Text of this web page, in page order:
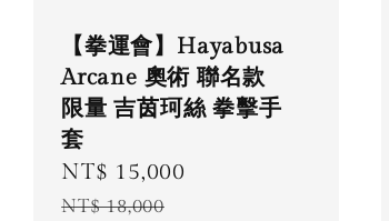
【拳運會】Hayabusa
Arcane 奧術 聯名款
限量 吉茵珂絲 拳擊手
套
Sale
price
NT$ 15,000
NT$ 18,000